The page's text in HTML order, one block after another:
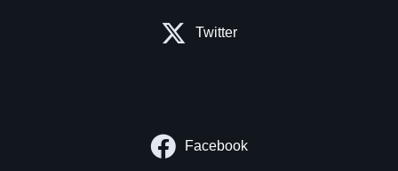
Twitter
Facebook